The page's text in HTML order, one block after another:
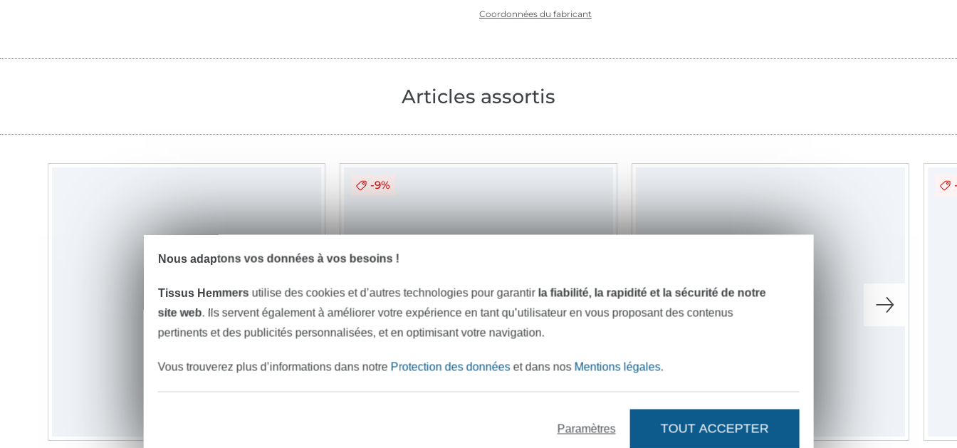
Coordonnées du fabricant
Articles assortis
-9%
Nous adaptons vos données à vos besoins !
Tissus Hemmers utilise des cookies et d’autres technologies pour garantir la fiabilité, la rapidité et la sécurité de notre
site web. Ils servent également à améliorer votre expérience en tant qu’utilisateur en vous proposant des contenus
pertinents et des publicités personnalisées, et en optimisant votre navigation.
Vous trouverez plus d’informations dans notre Protection des donnéeset dans nos Mentions légales.
Paramètres TOUT ACCEPTER